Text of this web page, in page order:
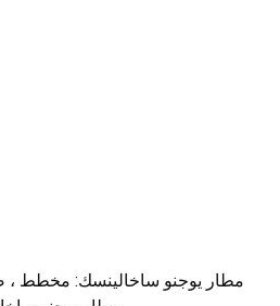
مطار يوجنو ساخالينسك: مخطط ،